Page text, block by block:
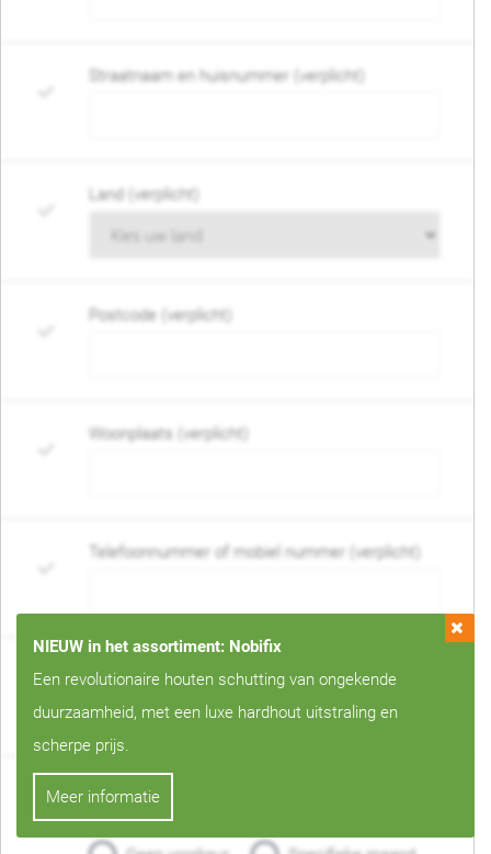
Straatnaam en huisnummer (verplicht)
Land (verplicht)
Postcode (verplicht)
Woonplaats (verplicht)
Telefoonnummer of mobiel nummer (verplicht)
E-mail adres (verplicht)
(verplicht)
NIEUW in het assortiment: Nobifix
Een revolutionaire houten schutting van ongekende
duurzaamheid, met een luxe hardhout uitstraling en
scherpe prijs.
Meer informatie